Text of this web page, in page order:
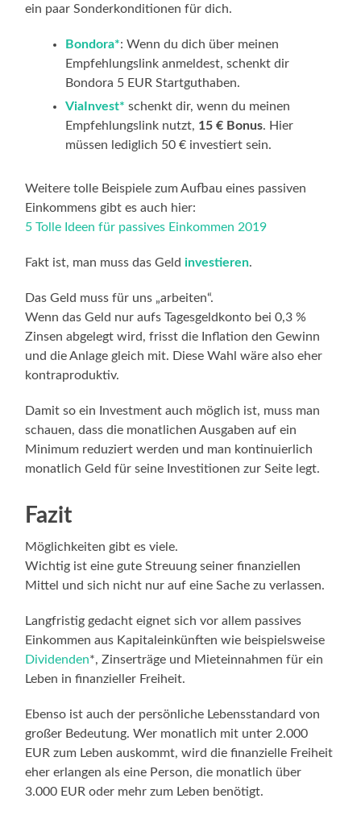
ein paar Sonderkonditionen für dich.
Bondora*: Wenn du dich über meinen
Empfehlungslink anmeldest, schenkt dir
Bondora 5 EUR Startguthaben.
ViaInvest* schenkt dir, wenn du meinen
Empfehlungslink nutzt, 15 € Bonus. Hier
müssen lediglich 50 € investiert sein.
Weitere tolle Beispiele zum Aufbau eines passiven
Einkommens gibt es auch hier:
5 Tolle Ideen für passives Einkommen 2019
Fakt ist, man muss das Geldinvestieren.
Das Geld muss für uns „arbeiten“.
Wenn das Geld nur aufs Tagesgeldkonto bei 0,3 %
Zinsen abgelegt wird, frisst die Inflation den Gewinn
und die Anlage gleich mit. Diese Wahl wäre also eher
kontraproduktiv.
Damit so ein Investment auch möglich ist, muss man
schauen, dass die monatlichen Ausgaben auf ein
Minimum reduziert werden und man kontinuierlich
monatlich Geld für seine Investitionen zur Seite legt.
Fazit
Möglichkeiten gibt es viele.
Wichtig ist eine gute Streuung seiner finanziellen
Mittel und sich nicht nur auf eine Sache zu verlassen.
Langfristig gedacht eignet sich vor allem passives
Einkommen aus Kapitaleinkünften wie beispielsweise
Dividenden*, Zinserträge und Mieteinnahmen für ein
Leben in finanzieller Freiheit.
Ebenso ist auch der persönliche Lebensstandard von
großer Bedeutung. Wer monatlich mit unter 2.000
EUR zum Leben auskommt, wird die finanzielle Freiheit
eher erlangen als eine Person, die monatlich über
3.000 EUR oder mehr zum Leben benötigt.